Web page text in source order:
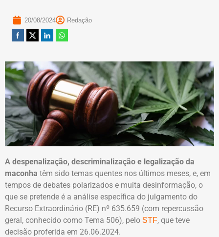
20/08/2024 Redação
A despenalização, descriminalização e legalização da
maconha têm sido temas quentes nos últimos meses, e, em
tempos de debates polarizados e muita desinformação, o
que se pretende é a análise específica do julgamento do
Recurso Extraordinário (RE) nº 635.659 (com repercussão
geral, conhecido como Tema 506), pelo STF, que teve
decisão proferida em 26.06.2024.